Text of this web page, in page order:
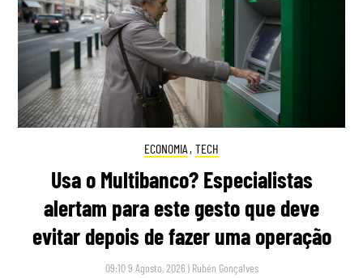
ECONOMIA , TECH
Usa o Multibanco? Especialistas
alertam para este gesto que deve
evitar depois de fazer uma operação
09:10 9 Agosto, 2026 | Rubén Gonçalves